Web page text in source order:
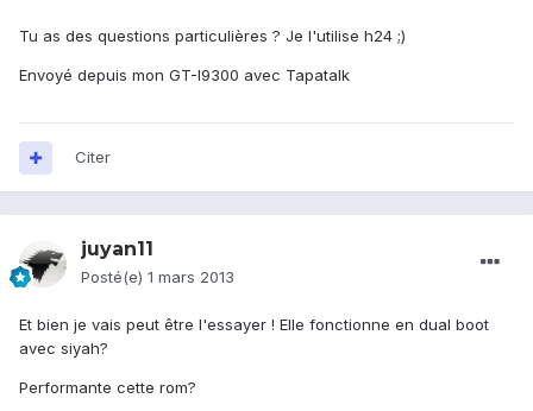
Tu as des questions particulières ? Je l'utilise h24 ;)
Envoyé depuis mon GT-I9300 avec Tapatalk
Citer
juyan11
Posté(e) 1 mars 2013
Et bien je vais peut être l'essayer ! Elle fonctionne en dual boot
avec siyah?
Performante cette rom?